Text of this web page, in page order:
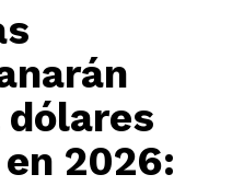
2026: